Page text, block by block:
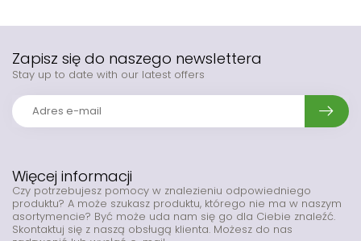
Więcej informacji
Czy potrzebujesz pomocy w znalezieniu odpowiedniego
produktu? A może szukasz produktu, którego nie ma w naszym
asortymencie? Być może uda nam się go dla Ciebie znaleźć.
Skontaktuj się z naszą obsługą klienta. Możesz do nas
Zapisz się do naszego newslettera
Stay up to date with our latest offers